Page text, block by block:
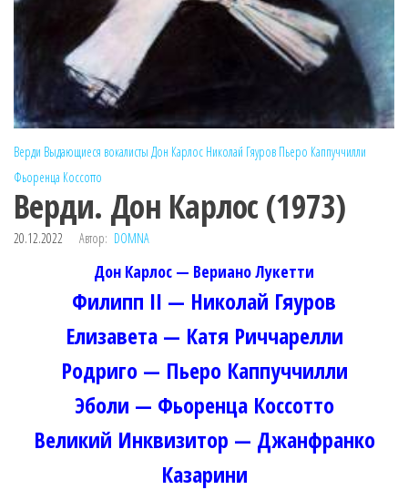
Верди Выдающиеся вокалисты Дон Карлос Николай Гяуров Пьеро Каппуччилли
Фьоренца Коссотто
Верди. Дон Карлос (1973)
20.12.2022 Автор: DOMNA
Дон Карлос — Вериано Лукетти
Филипп II — Николай Гяуров
Елизавета — Катя Риччарелли
Родриго — Пьеро Каппуччилли
Эболи — Фьоренца Коссотто
Великий Инквизитор — Джанфранко
Казарини